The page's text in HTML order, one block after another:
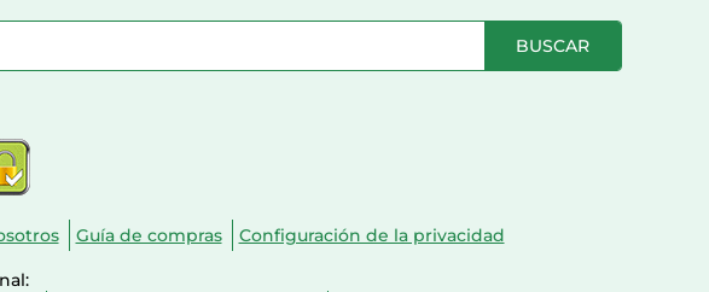
BUSCAR
Guía de compras Configuración de la privacidad